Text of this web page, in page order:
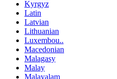
Kyrgyz
Latin
Latvian
Lithuanian
Luxembou..
Macedonian
Malagasy
Malay
Malayalam